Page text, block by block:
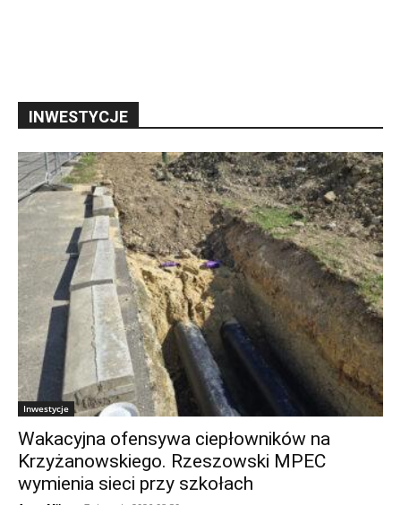
INWESTYCJE
Inwestycje
Wakacyjna ofensywa ciepłowników na
Krzyżanowskiego. Rzeszowski MPEC
wymienia sieci przy szkołach